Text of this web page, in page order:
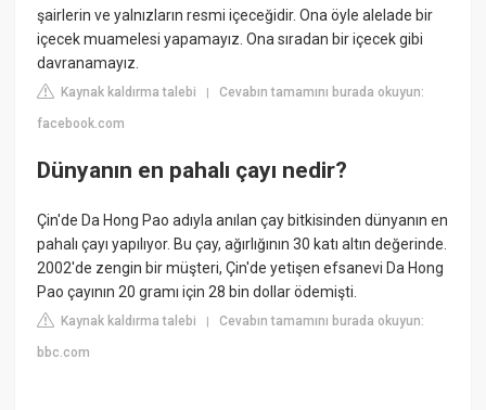
şairlerin ve yalnızların resmi içeceğidir. Ona öyle alelade bir
içecek muamelesi yapamayız. Ona sıradan bir içecek gibi
davranamayız.
Kaynak kaldırma talebi |Cevabın tamamını burada okuyun:
facebook.com
Dünyanın en pahalı çayı nedir?
Çin'de Da Hong Pao adıyla anılan çay bitkisinden dünyanın en
pahalı çayı yapılıyor. Bu çay, ağırlığının 30 katı altın değerinde.
2002'de zengin bir müşteri, Çin'de yetişen efsanevi Da Hong
Pao çayının 20 gramı için 28 bin dollar ödemişti.
Kaynak kaldırma talebi |Cevabın tamamını burada okuyun:
bbc.com